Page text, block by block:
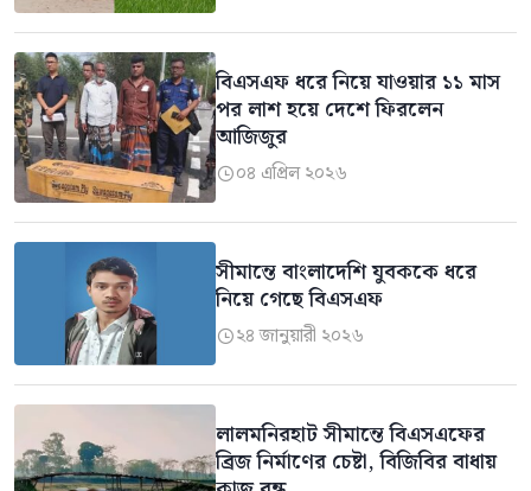
বিএসএফ ধরে নিয়ে যাওয়ার ১১ মাস
পর লাশ হয়ে দেশে ফিরলেন
আজিজুর
০৪ এপ্রিল ২০২৬
সীমান্তে বাংলাদেশি যুবককে ধরে
নিয়ে গেছে বিএসএফ
২৪ জানুয়ারী ২০২৬
লালমনিরহাট সীমান্তে বিএসএফের
ব্রিজ নির্মাণের চেষ্টা, বিজিবির বাধায়